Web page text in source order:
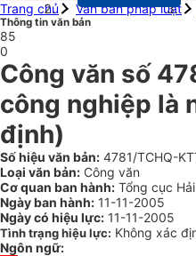
Trang chủ
Văn bản pháp luật
Thông tin văn bản
85
0
Công văn số
công nghiệp là
định)
Số hiệu văn bản: 4781/TCHQ-
Loại văn bản: Công văn
Cơ quan ban hành: Tổng cục
Ngày ban hành: 11-11-2005
Ngày có hiệu lực: 11-11-2005
Tình trạng hiệu lực: Không xác
Ngôn ngữ: